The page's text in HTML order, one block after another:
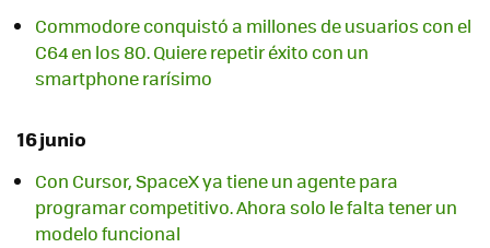
Commodore conquistó a millones de usuarios con el
C64 en los 80. Quiere repetir éxito con un
smartphone rarísimo
16 junio
Con Cursor, SpaceX ya tiene un agente para
programar competitivo. Ahora solo le falta tener un
modelo funcional